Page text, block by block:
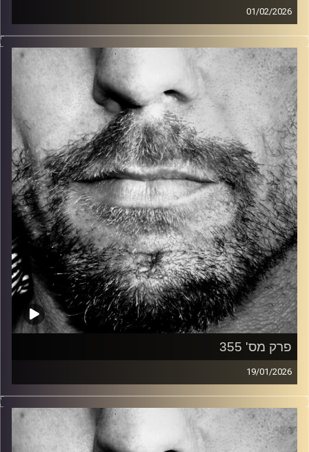
01/02/2026
זיפים, מוזיקה מחוספסת של הופעות חיות. הרבה ג'אם, רוק,
בלוז, bluegrass, ג'אז, Fאנק, פרוגרסיב ואפילו אלקטרוניקה.
כל מה שחי, אמיתי ונושם.
עם שמוליק רגב.
קרדיט תמונות: David Goehring
פרק מס' 355
19/01/2026
זיפים, מוזיקה מחוספסת של הופעות חיות. הרבה ג'אם, רוק,
בלוז, bluegrass, ג'אז, Fאנק, פרוגרסיב ואפילו אלקטרוניקה.
כל מה שחי, אמיתי ונושם.
עם שמוליק רגב.